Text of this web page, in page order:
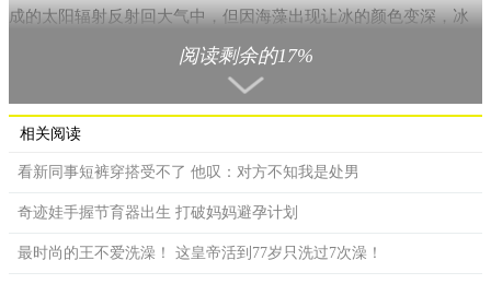
成的太阳辐射反射回大气中，但因海藻出现让冰的颜色变深，冰
就会吸收热，而更快融化。
冰融化得更快，给了海藻需要的水和空气，又会连带造成海
藻更多，海拔2618公尺的加维亚山口（Passo Gavia）上，原本雪
白的冰，就因此多了红色的色调。
狄玛罗表示：让雪颜色变深的所有东西，造成雪融化，因为
影响。
阅读剩余的17%
相关阅读
看新同事短裤穿搭受不了 他叹：对方不知我是处男
奇迹娃手握节育器出生 打破妈妈避孕计划
最时尚的王不爱洗澡！ 这皇帝活到77岁只洗过7次澡！